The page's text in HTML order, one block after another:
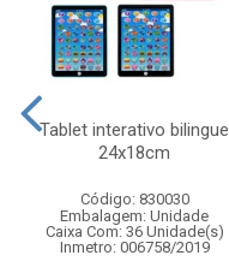
Tablet interativo bilingue
24x18cm
Código: 830030
Embalagem: Unidade
Caixa Com: 36 Unidade(s)
Inmetro: 006758/2019